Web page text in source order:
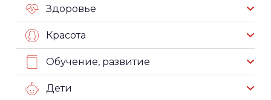
Здоровье
Красота
Обучение, развитие
Дети